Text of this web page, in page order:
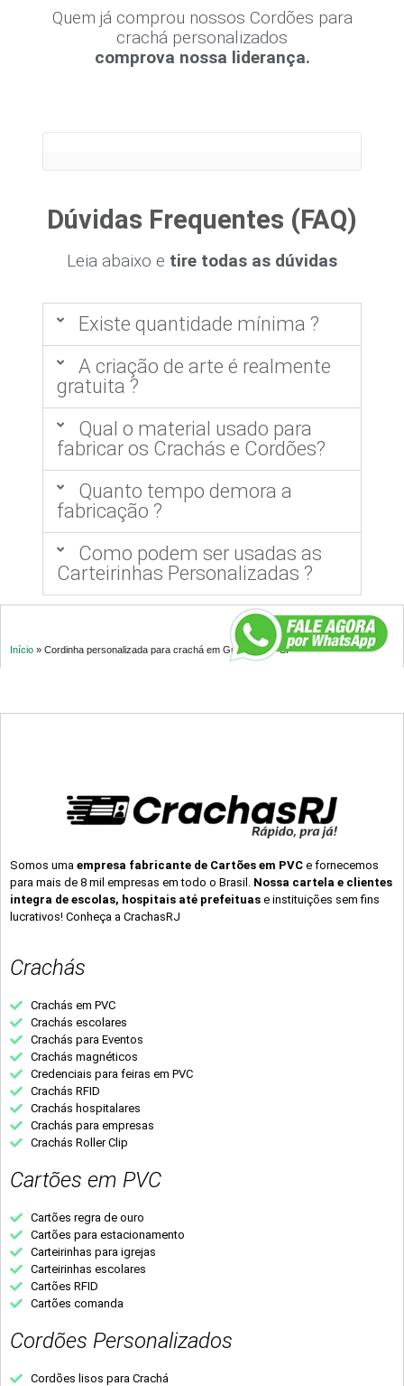
Quem já comprou nossos Cordões para
crachá personalizados
comprova nossa liderança.
Dúvidas Frequentes (FAQ)
Leia abaixo e tire todas as dúvidas
Existe quantidade mínima ?
A criação de arte é realmente
gratuita ?
Qual o material usado para
fabricar os Crachás e Cordões?
Quanto tempo demora a
fabricação ?
Como podem ser usadas as
Carteirinhas Personalizadas ?
Início » Cordinha personalizada para crachá em Guarulhos – SP
Somos uma empresa fabricante de Cartões em PVC e fornecemos
para mais de 8 mil empresas em todo o Brasil. Nossa cartela e clientes
integra de escolas, hospitais até prefeituas e instituições sem fins
lucrativos! Conheça a CrachasRJ
Crachás
Crachás em PVC
Crachás escolares
Crachás para Eventos
Crachás magnéticos
Credenciais para feiras em PVC
Crachás RFID
Crachás hospitalares
Crachás para empresas
Crachás Roller Clip
Cartões em PVC
Cartões regra de ouro
Cartões para estacionamento
Carteirinhas para igrejas
Carteirinhas escolares
Cartões RFID
Cartões comanda
Cordões Personalizados
Cordões lisos para Crachá